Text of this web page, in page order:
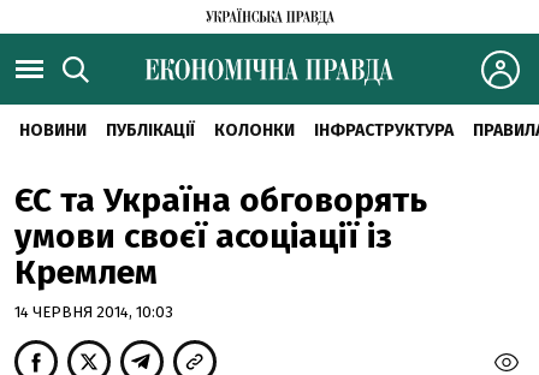
НОВИНИ ПУБЛІКАЦІЇ КОЛОНКИ ІНФРАСТРУКТУРА
ЄС та Україна обговорять
умови своєї асоціації із
Кремлем
14 ЧЕРВНЯ 2014, 10:03